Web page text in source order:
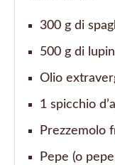
300 g di
500 g di
Olio
1 spicchio
Prezzemolo
Pepe (o